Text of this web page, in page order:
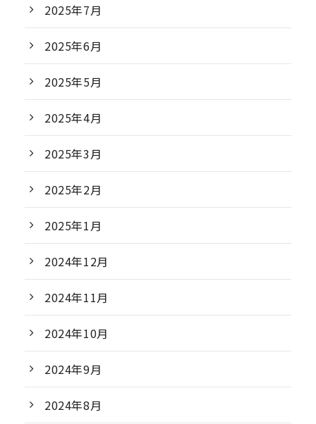
2025年7月
2025年6月
2025年5月
2025年4月
2025年3月
2025年2月
2025年1月
2024年12月
2024年11月
2024年10月
2024年9月
2024年8月